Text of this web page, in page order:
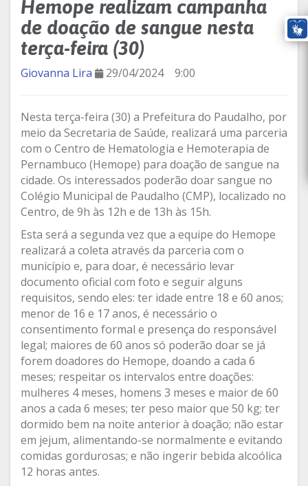
Hemope realizam campanha
de doação de sangue nesta
terça-feira (30)
Giovanna Lira 29/04/2024 9:00
Nesta terça-feira (30) a Prefeitura do Paudalho, por
meio da Secretaria de Saúde, realizará uma parceria
com o Centro de Hematologia e Hemoterapia de
Pernambuco (Hemope) para doação de sangue na
cidade. Os interessados poderão doar sangue no
Colégio Municipal de Paudalho (CMP), localizado no
Centro, de 9h às 12h e de 13h às 15h.
Esta será a segunda vez que a equipe do Hemope
realizará a coleta através da parceria com o
município e, para doar, é necessário levar
documento oficial com foto e seguir alguns
requisitos, sendo eles: ter idade entre 18 e 60 anos;
menor de 16 e 17 anos, é necessário o
consentimento formal e presença do responsável
legal; maiores de 60 anos só poderão doar se já
forem doadores do Hemope, doando a cada 6
meses; respeitar os intervalos entre doações:
mulheres 4 meses, homens 3 meses e maior de 60
anos a cada 6 meses; ter peso maior que 50 kg; ter
dormido bem na noite anterior à doação; não estar
em jejum, alimentando-se normalmente e evitando
comidas gordurosas; e não ingerir bebida alcoólica
12 horas antes.